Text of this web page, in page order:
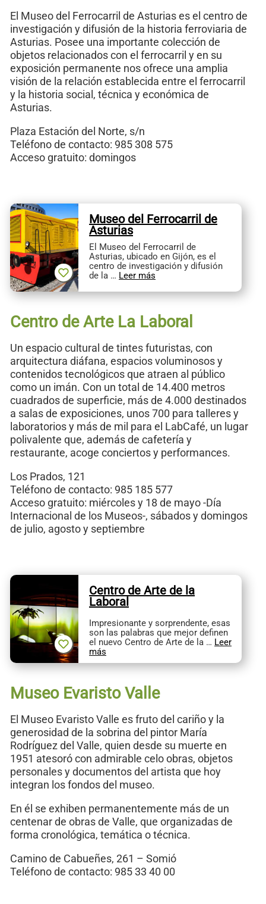
El Museo del Ferrocarril de Asturias es el centro de
investigación y difusión de la historia ferroviaria de
Asturias. Posee una importante colección de
objetos relacionados con el ferrocarril y en su
exposición permanente nos ofrece una amplia
visión de la relación establecida entre el ferrocarril
y la historia social, técnica y económica de
Asturias.
Plaza Estación del Norte, s/n
Teléfono de contacto: 985 308 575
Acceso gratuito: domingos
Museo del Ferrocarril de
Asturias
El Museo del Ferrocarril de
Asturias, ubicado en Gijón, es el
centro de investigación y difusión
de la … Leer más
Centro de Arte La Laboral
Un espacio cultural de tintes futuristas, con
arquitectura diáfana, espacios voluminosos y
contenidos tecnológicos que atraen al público
como un imán. Con un total de 14.400 metros
cuadrados de superficie, más de 4.000 destinados
a salas de exposiciones, unos 700 para talleres y
laboratorios y más de mil para el LabCafé, un lugar
polivalente que, además de cafetería y
restaurante, acoge conciertos y performances.
Los Prados, 121
Teléfono de contacto: 985 185 577
Acceso gratuito: miércoles y 18 de mayo -Día
Internacional de los Museos-, sábados y domingos
de julio, agosto y septiembre
Centro de Arte de la
Laboral
Impresionante y sorprendente, esas
son las palabras que mejor definen
el nuevo Centro de Arte de la … Leer
más
Museo Evaristo Valle
El Museo Evaristo Valle es fruto del cariño y la
generosidad de la sobrina del pintor María
Rodríguez del Valle, quien desde su muerte en
1951 atesoró con admirable celo obras, objetos
personales y documentos del artista que hoy
integran los fondos del museo.
En él se exhiben permanentemente más de un
centenar de obras de Valle, que organizadas de
forma cronológica, temática o técnica.
Camino de Cabueñes, 261 – Somió
Teléfono de contacto: 985 33 40 00